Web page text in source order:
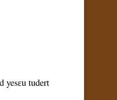
yesɛu tudert